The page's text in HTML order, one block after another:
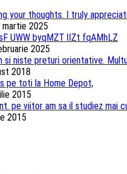
your thoughts. I truly
2025
UWW byqMZT lIZt fqAMhLZ
2025
si niste preturi orientative.
2018
pe toti la Home Depot,
2015
pe viitor am sa il studiez mai
2015